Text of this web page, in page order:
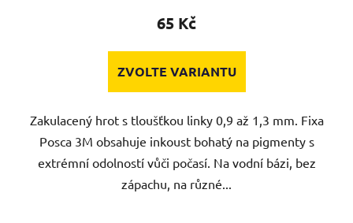
65 Kč
ZVOLTE VARIANTU
Zakulacený hrot s tloušťkou linky 0,9 až 1,3 mm. Fixa
Posca 3M obsahuje inkoust bohatý na pigmenty s
extrémní odolností vůči počasí. Na vodní bázi, bez
zápachu, na různé...